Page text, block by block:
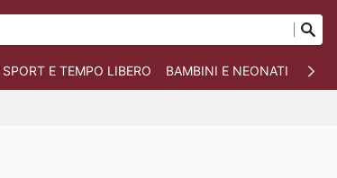
SPORT E TEMPO LIBERO BAMBINI E NEONATI